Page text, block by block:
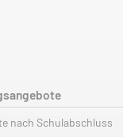
nach Schulabschluss